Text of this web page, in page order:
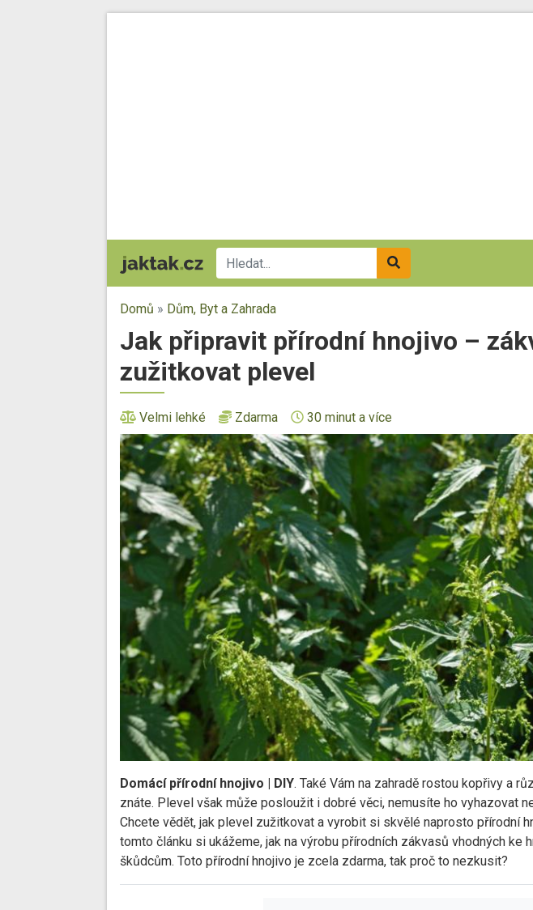
Domů » Dům, Byt a Zahrada
Jak připravit přírodní hnojivo –
zužitkovat plevel
Velmi lehké Zdarma 30 minut a více
Domácí přírodní hnojivo | DIY. Také Vám na zahradě rostou kopřivy a
znáte. Plevel však může posloužit i dobré věci, nemusíte ho vyhazovat
Chcete vědět, jak plevel zužitkovat a vyrobit si skvělé naprosto přírodní
tomto článku si ukážeme, jak na výrobu přírodních zákvasů vhodných ke
škůdcům. Toto přírodní hnojivo je zcela zdarma, tak proč to nezkusit?